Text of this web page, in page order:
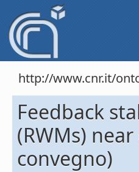
http://www.cnr.it/
Feedback
(RWMs)
convegno)